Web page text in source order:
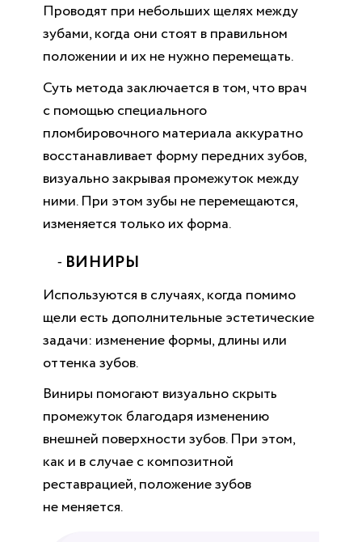
Проводят при небольших щелях между
зубами, когда они стоят в правильном
положении и их не нужно перемещать.
Суть метода заключается в том, что врач
с помощью специального
пломбировочного материала аккуратно
восстанавливает форму передних зубов,
визуально закрывая промежуток между
ними. При этом зубы не перемещаются,
изменяется только их форма.
ВИНИРЫ
Используются в случаях, когда помимо
щели есть дополнительные эстетические
задачи: изменение формы, длины или
оттенка зубов.
Виниры помогают визуально скрыть
промежуток благодаря изменению
внешней поверхности зубов. При этом,
как и в случае с композитной
реставрацией, положение зубов
не меняется.